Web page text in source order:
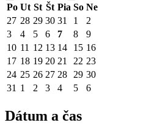
Po Ut St Št Pia So Ne
27 28 29 30 31 1
2
3
4 5 6 7 8
9
10 11 12 13 14 15 16
17 18 19 20 21 22 23
24 25 26 27 28 29 30
31 1 2 3 4 5 6
Dátum a čas